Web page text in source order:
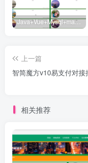
Java+Vue+Mysql+maven在线招投标系统源码-高校招标系统源码
上一篇
智简魔方v10易支付对接
相关推荐